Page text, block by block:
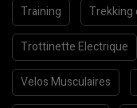
Training Trekking
Trottinette Electrique
Velos Musculaires